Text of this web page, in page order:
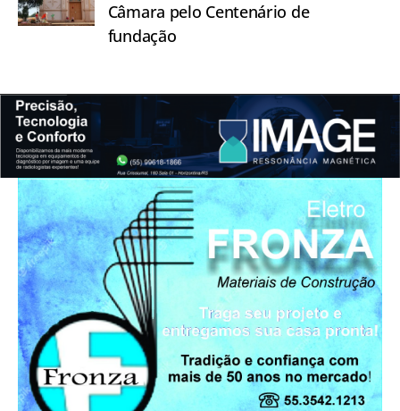
Câmara pelo Centenário de
fundação